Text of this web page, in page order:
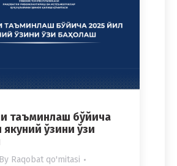
таъминлаш бўйича
якуний ўзини ўзи
By Raqobat qo'mitasi